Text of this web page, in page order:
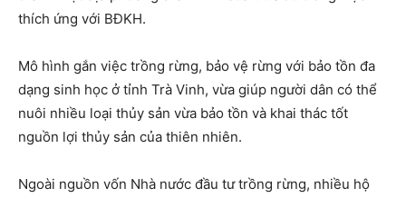
thích ứng với BĐKH.
Mô hình gắn việc trồng rừng, bảo vệ rừng với bảo tồn đa
dạng sinh học ở tỉnh Trà Vinh, vừa giúp người dân có thể
nuôi nhiều loại thủy sản vừa bảo tồn và khai thác tốt
nguồn lợi thủy sản của thiên nhiên.
Ngoài nguồn vốn Nhà nước đầu tư trồng rừng, nhiều hộ